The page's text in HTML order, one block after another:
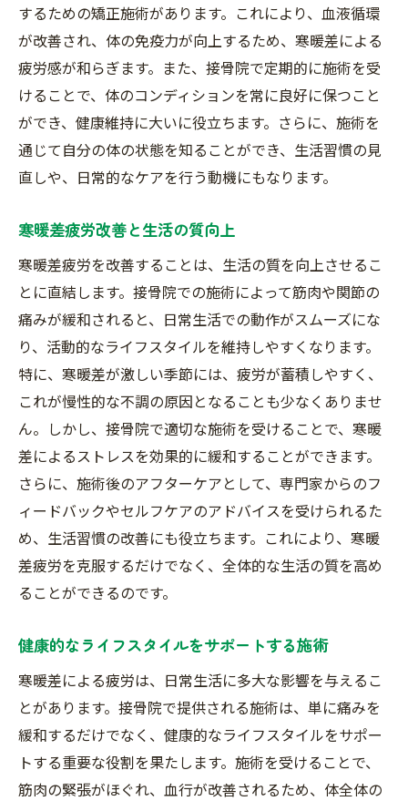
するための矯正施術があります。これにより、血液循環
が改善され、体の免疫力が向上するため、寒暖差による
疲労感が和らぎます。また、接骨院で定期的に施術を受
けることで、体のコンディションを常に良好に保つこと
ができ、健康維持に大いに役立ちます。さらに、施術を
通じて自分の体の状態を知ることができ、生活習慣の見
直しや、日常的なケアを行う動機にもなります。
寒暖差疲労改善と生活の質向上
寒暖差疲労を改善することは、生活の質を向上させるこ
とに直結します。接骨院での施術によって筋肉や関節の
痛みが緩和されると、日常生活での動作がスムーズにな
り、活動的なライフスタイルを維持しやすくなります。
特に、寒暖差が激しい季節には、疲労が蓄積しやすく、
これが慢性的な不調の原因となることも少なくありませ
ん。しかし、接骨院で適切な施術を受けることで、寒暖
差によるストレスを効果的に緩和することができます。
さらに、施術後のアフターケアとして、専門家からのフ
ィードバックやセルフケアのアドバイスを受けられるた
め、生活習慣の改善にも役立ちます。これにより、寒暖
差疲労を克服するだけでなく、全体的な生活の質を高め
ることができるのです。
健康的なライフスタイルをサポートする施術
寒暖差による疲労は、日常生活に多大な影響を与えるこ
とがあります。接骨院で提供される施術は、単に痛みを
緩和するだけでなく、健康的なライフスタイルをサポー
トする重要な役割を果たします。施術を受けることで、
筋肉の緊張がほぐれ、血行が改善されるため、体全体の